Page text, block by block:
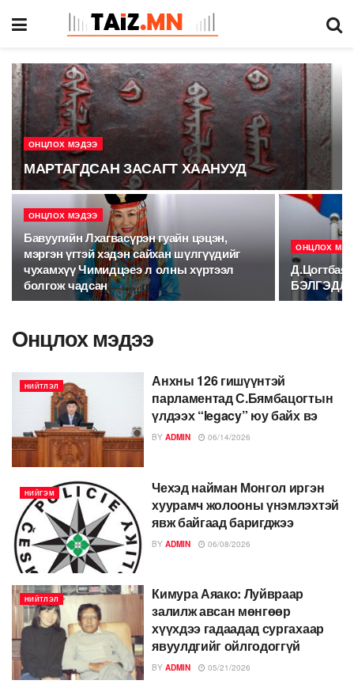
ОНЦЛОХ МЭДЭЭ
МАРТАГДСАН ЗАСАГТ ХААНУУД
ОНЦЛОХ МЭДЭЭ
Бавуугийн Лхагвасүрэн гуайн цэцэн,
мэргэн үгтэй хэдэн сайхан шүлгүүдийг
чухамхүү Чимидцэеэ л олны хүртээл
болгож чадсан
ОНЦЛОХ
Онцлох мэдээ
НИЙТЛЭЛ
Анхны 126 гишүүнтэй
парламентад С.Бямбацогтын
үлдээх “legacy” юу байх вэ
BY ADMIN 06/14/2026
НИЙГЭМ
Чехэд найман Монгол иргэн
хуурамч жолооны үнэмлэхтэй
явж байгаад баригджээ
BY ADMIN 06/08/2026
НИЙТЛЭЛ
Кимура Аяако: Луйвраар
залилж авсан мөнгөөр
хүүхдээ гадаадад сургахаар
явуулдгийг ойлгодоггүй
BY ADMIN 05/21/2026